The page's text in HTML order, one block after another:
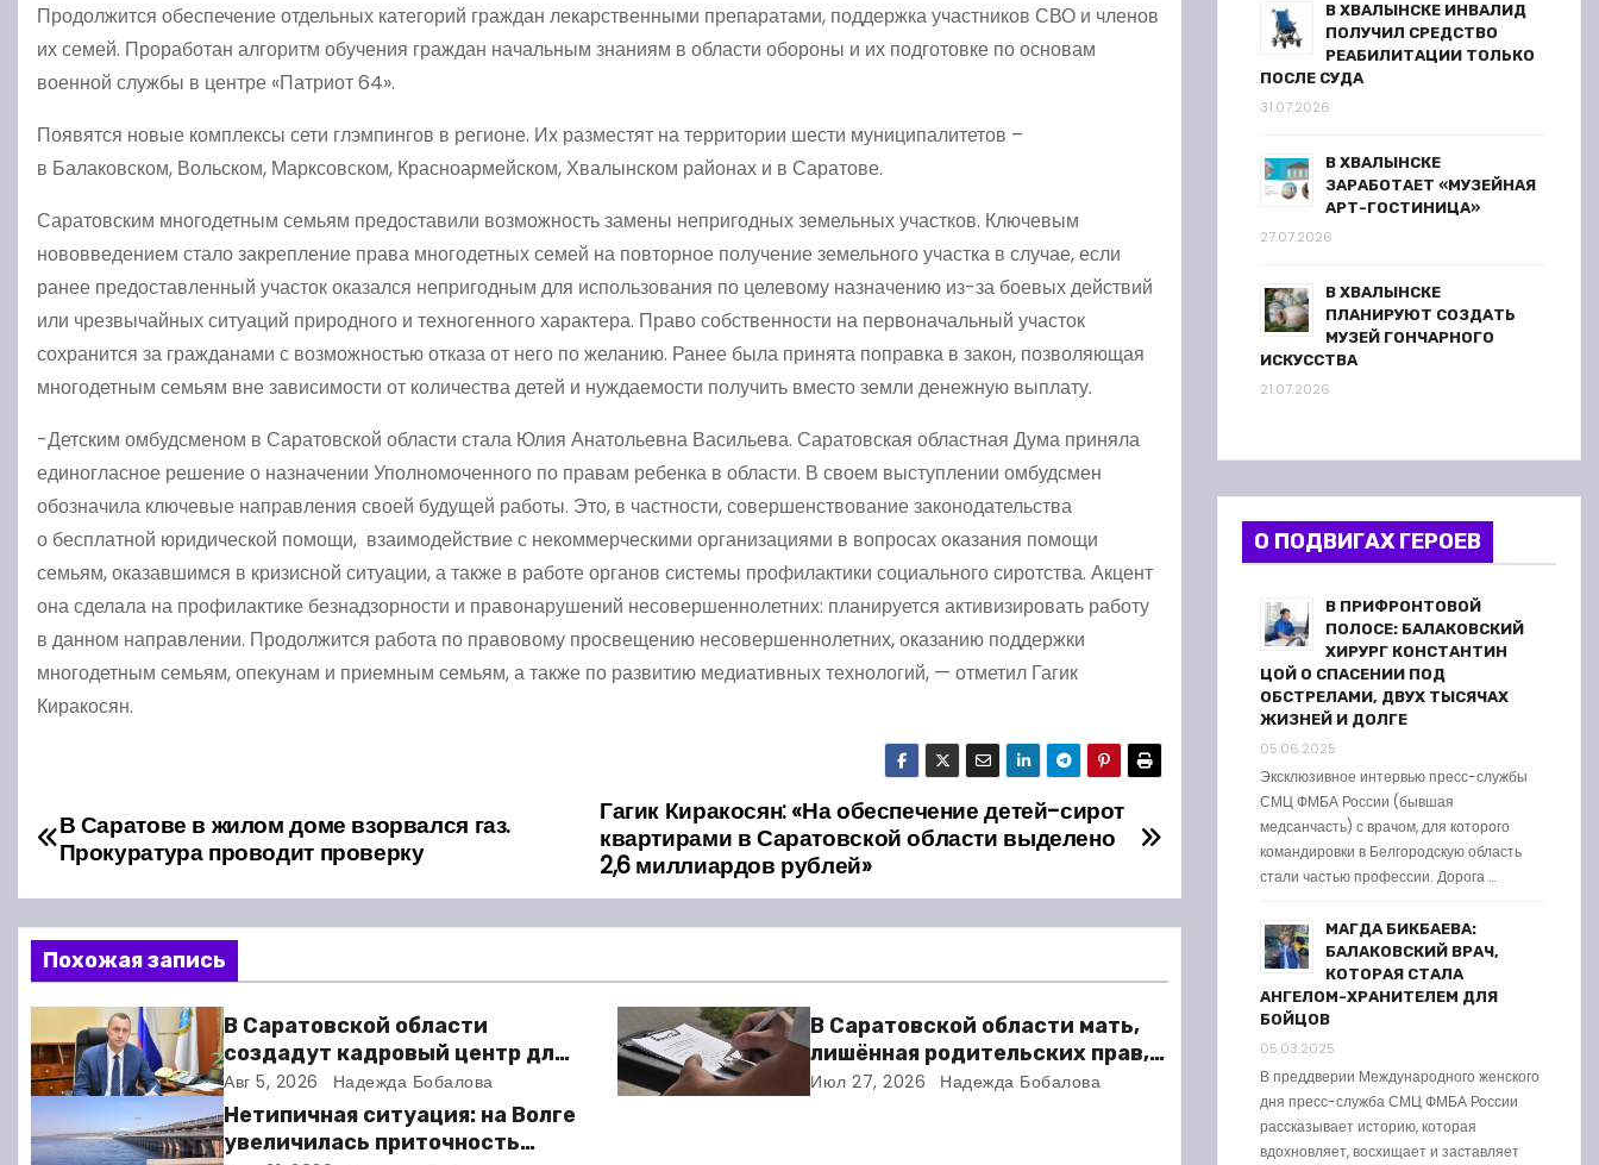
Продолжится обеспечение отдельных категорий граждан лекарственными препаратами, поддержка участников СВО и членов
их семей. Проработан алгоритм обучения граждан начальным знаниям в области обороны и их подготовке по основам
военной службы в центре «Патриот 64».
Появятся новые комплексы сети глэмпингов в регионе. Их разместят на территории шести муниципалитетов –
в Балаковском, Вольском, Марксовском, Красноармейском, Хвалынском районах и в Саратове.
Саратовским многодетным семьям предоставили возможность замены непригодных земельных участков. Ключевым
нововведением стало закрепление права многодетных семей на повторное получение земельного участка в случае, если
ранее предоставленный участок оказался непригодным для использования по целевому назначению из-за боевых действий
или чрезвычайных ситуаций природного и техногенного характера. Право собственности на первоначальный участок
сохранится за гражданами с возможностью отказа от него по желанию. Ранее была принята поправка в закон, позволяющая
многодетным семьям вне зависимости от количества детей и нуждаемости получить вместо земли денежную выплату.
-Детским омбудсменом в Саратовской области стала Юлия Анатольевна Васильева. Саратовская областная Дума приняла
единогласное решение о назначении Уполномоченного по правам ребенка в области. В своем выступлении омбудсмен
обозначила ключевые направления своей будущей работы. Это, в частности, совершенствование законодательства
о бесплатной юридической помощи, взаимодействие с некоммерческими организациями в вопросах оказания помощи
семьям, оказавшимся в кризисной ситуации, а также в работе органов системы профилактики социального сиротства. Акцент
она сделала на профилактике безнадзорности и правонарушений несовершеннолетних: планируется активизировать работу
в данном направлении. Продолжится работа по правовому просвещению несовершеннолетних, оказанию поддержки
многодетным семьям, опекунам и приемным семьям, а также по развитию медиативных технологий, — отметил Гагик
Киракосян.
Н
в
и
г
а
ц
Гагик Киракосян: «На обеспечение детей-сирот
квартирами в Саратовской области выделено
2,6 миллиардов рублей»
В Саратове в жилом доме взорвался газ.
Прокуратура проводит проверку
Похожая запись
В Саратовской области
создадут кадровый центр для
участников СВО
Авг 5, 2026 Надежда Бобалова
В Саратовской области мать,
лишённая родительских прав,
получила 15 миллионов рублей
Июл 27, 2026 Надежда Бобалова
Нетипичная ситуация: на Волге
увеличилась приточность
В ХВАЛЫНСКЕ ИНВАЛИД
ПОЛУЧИЛ СРЕДСТВО
РЕАБИЛИТАЦИИ ТОЛЬКО
ПОСЛЕ СУДА
31.07.2026
В ХВАЛЫНСКЕ
ЗАРАБОТАЕТ «МУЗЕЙНАЯ
АРТ-ГОСТИНИЦА»
27.07.2026
В ХВАЛЫНСКЕ
ПЛАНИРУЮТ СОЗДАТЬ
МУЗЕЙ ГОНЧАРНОГО
ИСКУССТВА
21.07.2026
О ПОДВИГАХ ГЕРОЕВ
В ПРИФРОНТОВОЙ
ПОЛОСЕ: БАЛАКОВСКИЙ
ХИРУРГ КОНСТАНТИН
ЦОЙ О СПАСЕНИИ ПОД
ОБСТРЕЛАМИ, ДВУХ ТЫСЯЧАХ
ЖИЗНЕЙ И ДОЛГЕ
05.06.2025
Эксклюзивное интервью пресс-службы
СМЦ ФМБА России (бывшая
медсанчасть) с врачом, для которого
командировки в Белгородскую область
стали частью профессии. Дорога …
МАГДА БИКБАЕВА:
БАЛАКОВСКИЙ ВРАЧ,
КОТОРАЯ СТАЛА
АНГЕЛОМ-ХРАНИТЕЛЕМ ДЛЯ
БОЙЦОВ
05.03.2025
В преддверии Международного женского
дня пресс-служба СМЦ ФМБА России
рассказывает историю, которая
вдохновляет, восхищает и заставляет